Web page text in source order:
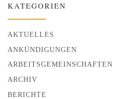
KATEGORIEN
AKTUELLES
ANKÜNDIGUNGEN
ARBEITSGEMEINSCHAFTEN
ARCHIV
BERICHTE